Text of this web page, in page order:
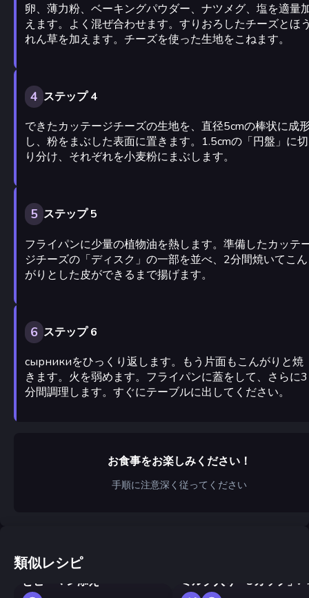
卵、薄力粉、ベーキングパウダー、ナツメグ、塩を適量
えます。よく混ぜ合わせます。すりおろしたチーズとほ
れん草を加えます。チーズを使った生地をこねます。
4 ステップ 4
できたカッテージチーズの生地を、直径5cmの棒状に成
し、粉をまぶした表面に置きます。1.5cmの「円盤」に切
り分け、それぞれを小麦粉にまぶします。
5 ステップ 5
フライパンに少量の植物油を熱します。準備したカッテ
ジチーズの「ディスク」の一部を並べ、2分間焼いてこん
がりとした皮ができるまで揚げます。
6 ステップ 6
сырникиをひっくり返します。もう片面もこんがりと焼
きます。火を弱めます。フライパンに蓋をして、さらに3
分間調理します。すぐにテーブルに出してください。
お食事をお楽しみください！
手順に注意深く従ってください
類似レシピ
ジョージア風卵料理 トマト
とピーマン添え
ミルク入り「3カップ」